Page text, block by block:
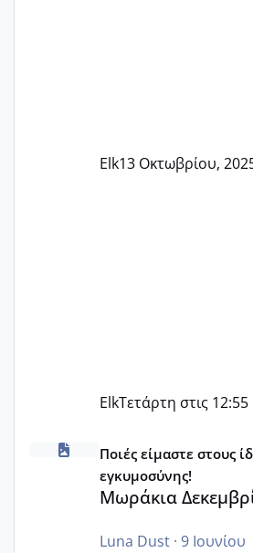
Elk13 Οκτωβρίου,
ElkΤετάρτη στις 12:55
Μωράκια Δεκεμβρίου 2026
Ποιές είμαστε στους
εγκυμοσύνης!
Μωράκια
Luna Dust· 9 Ιουνίου